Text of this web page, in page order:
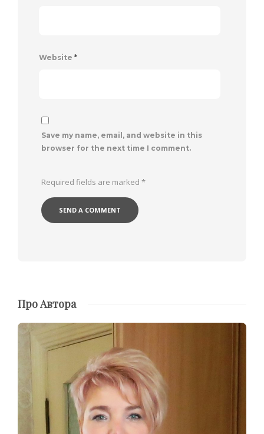
Website *
Save my name, email, and website in this
browser for the next time I comment.
Required fields are marked *
Про Автора